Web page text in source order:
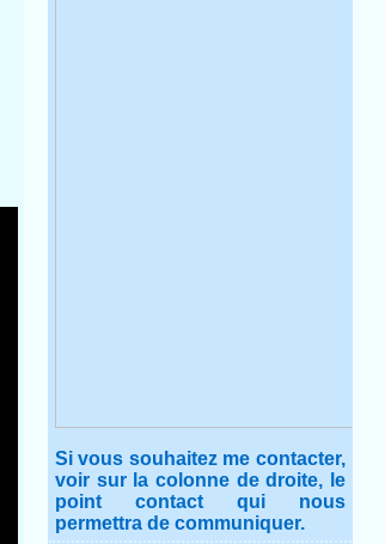
Si vous souhaitez me contacter,
voir sur la colonne de droite, le
point contact qui nous
permettra de communiquer.